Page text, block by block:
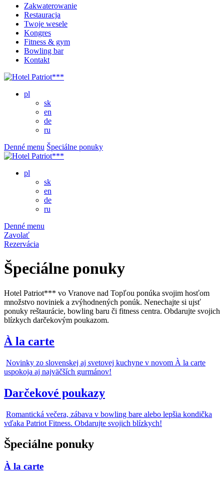
Zakwaterowanie
Restauracja
Twoje wesele
Kongres
Fitness & gym
Bowling bar
Kontakt
pl
sk
en
de
ru
Denné menu Špeciálne ponuky
pl
sk
en
de
ru
Denné menu
Zavolať
Rezervácia
Špeciálne ponuky
Hotel Patriot*** vo Vranove nad Topľou ponúka svojim hosťom
množstvo noviniek a zvýhodnených ponúk. Nenechajte si ujsť
ponuky reštaurácie, bowling baru či fitness centra. Obdarujte svojich
blízkych darčekovým poukazom.
À la carte
Novinky zo slovenskej aj svetovej kuchyne v novom À la carte
uspokoja aj najväčších gurmánov!
Darčekové poukazy
Romantická večera, zábava v bowling bare alebo lepšia kondička
vďaka Patriot Fitness. Obdarujte svojich blízkych!
Špeciálne ponuky
À la carte